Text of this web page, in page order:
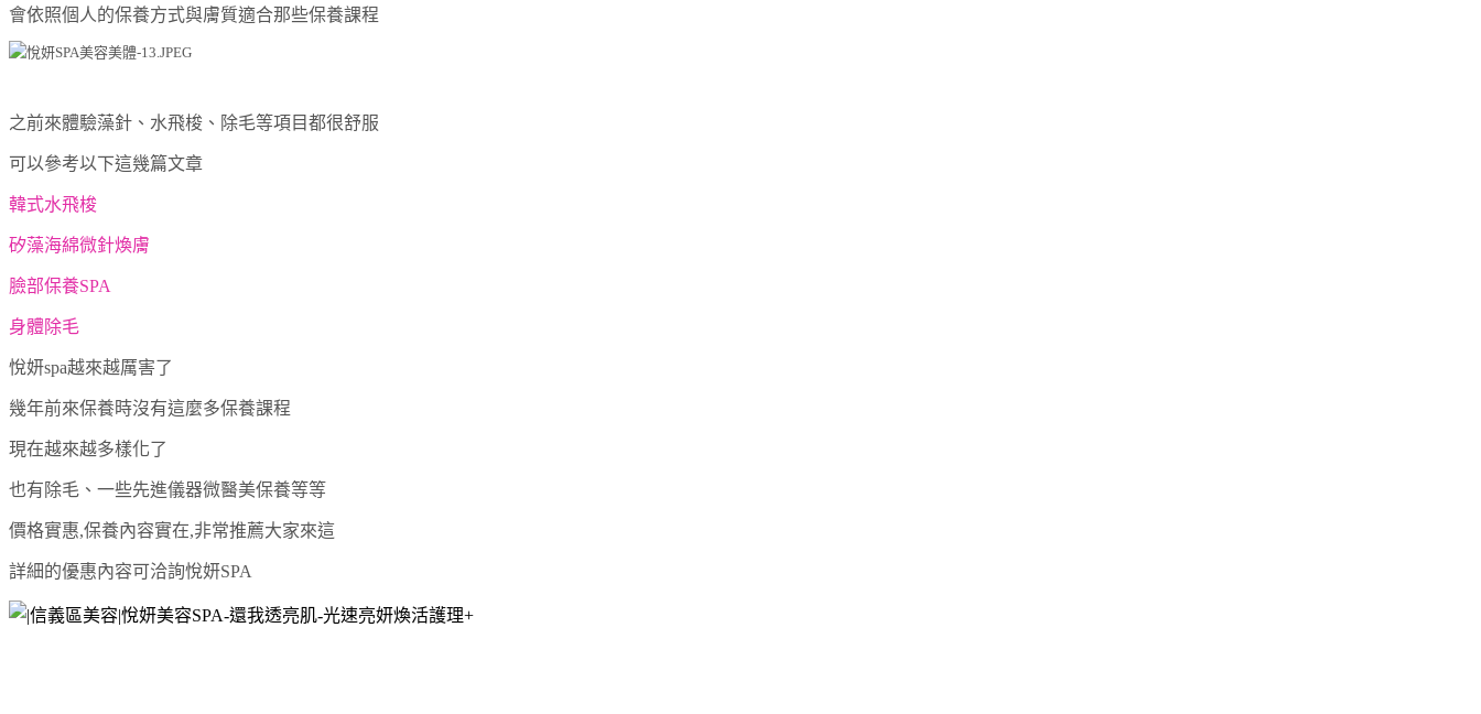
會依照個人的保養方式與膚質適合那些保養課程
之前來體驗藻針、水飛梭、除毛等項目都很舒服
可以參考以下這幾篇文章
韓式水飛梭
矽藻海綿微針煥膚
臉部保養SPA
身體除毛
悅妍spa越來越厲害了
幾年前來保養時沒有這麼多保養課程
現在越來越多樣化了
也有除毛、一些先進儀器微醫美保養等等
價格實惠,保養內容實在,非常推薦大家來這
詳細的優惠內容可洽詢悅妍SPA